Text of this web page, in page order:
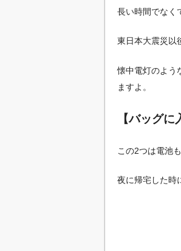
長い時間でなく
東日本大震災以
懐中電灯のよう
ますよ。
【バッグ
この2つは電池
夜に帰宅した時